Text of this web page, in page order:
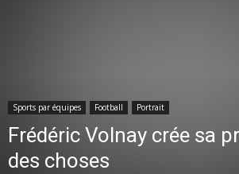
Sports par équipes Football Portrait
Frédéric Volnay crée sa
des choses